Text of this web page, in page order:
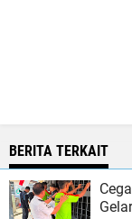
BERITA TERKAIT